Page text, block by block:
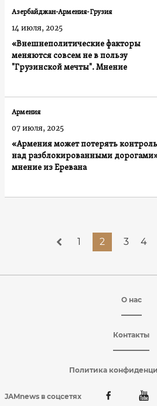
«Внешнеполитические факторы
меняются совсем не в пользу
"Грузинской мечты". Мнение
Азербайджан-Армения-Грузия
14 июля, 2025
«Армения может потерять контроль
над разблокированными
мнение из Еревана
Армения
07 июля, 2025
1 2 3 4
О нас
Контакты
Политика
JAMnews в соцсетях